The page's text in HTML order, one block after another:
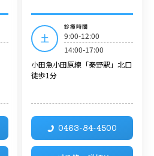
土
診療時間
9:00-12:00
14:00-17:00
小田急小田原線「秦野駅」北口
徒歩1分
0463-84-4500